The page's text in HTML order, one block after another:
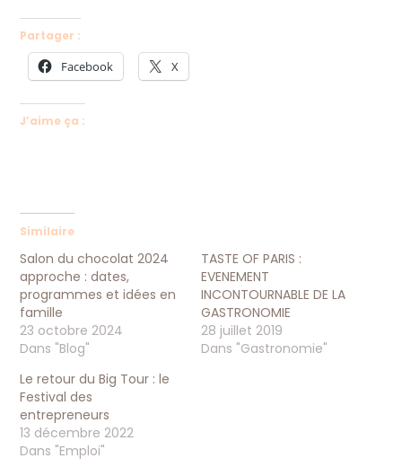
Partager :
Facebook X
J’aime ça :
Similaire
Salon du chocolat 2024
approche : dates,
programmes et idées en
famille
23 octobre 2024
Dans "Blog"
TASTE OF PARIS :
EVENEMENT
INCONTOURNABLE DE LA
GASTRONOMIE
28 juillet 2019
Dans "Gastronomie"
Le retour du Big Tour : le
Festival des
entrepreneurs
13 décembre 2022
Dans "Emploi"